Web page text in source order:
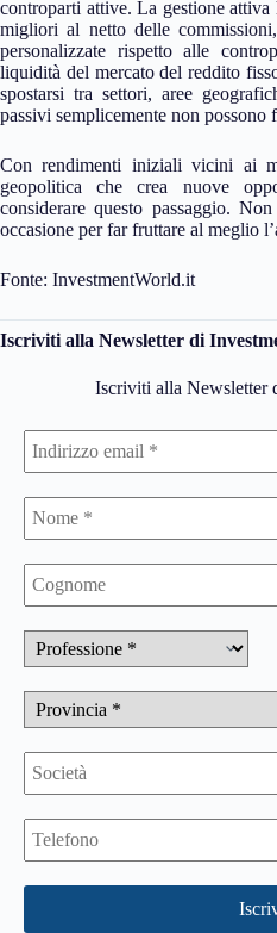
controparti attive. La gestione
migliori al netto delle
personalizzate rispetto alle
liquidità del mercato del reddito
spostarsi tra settori, aree
passivi semplicemente non possono
Con rendimenti iniziali vicini ai
geopolitica che crea nuove
considerare questo passaggio.
occasione per far fruttare al meglio
Fonte: InvestmentWorld.it
Iscriviti alla Newsletter di
Iscriviti alla Newsletter